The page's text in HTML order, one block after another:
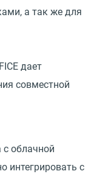
а так же для
дает
совместной
с облачной
интегрировать с